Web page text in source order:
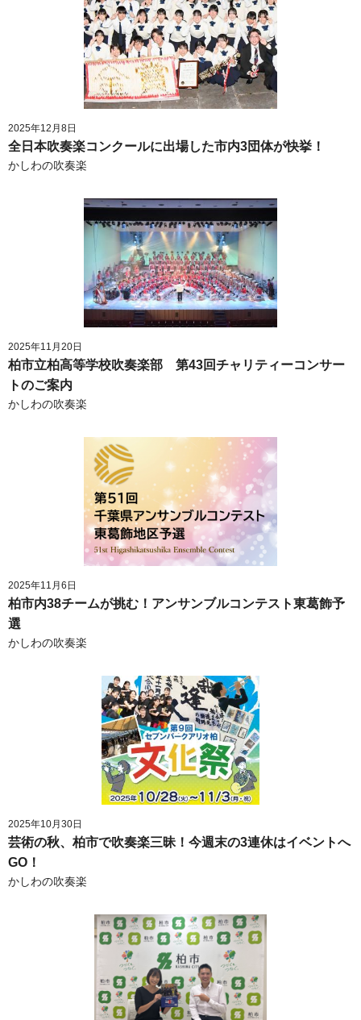
2025年12月8日
全日本吹奏楽コンクールに出場した市内3団体が快挙！
かしわの吹奏楽
2025年11月20日
柏市立柏高等学校吹奏楽部 第43回チャリティーコンサー
トのご案内
かしわの吹奏楽
2025年11月6日
柏市内38チームが挑む！アンサンブルコンテスト東葛飾予
選
かしわの吹奏楽
2025年10月30日
芸術の秋、柏市で吹奏楽三昧！今週末の3連休はイベントへ
GO！
かしわの吹奏楽